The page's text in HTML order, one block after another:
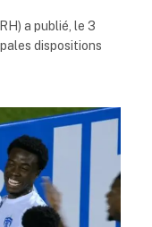
a publié, le 3
dispositions